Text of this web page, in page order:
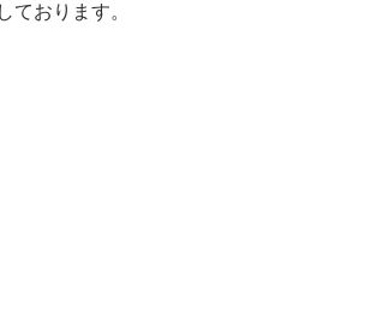
ております。